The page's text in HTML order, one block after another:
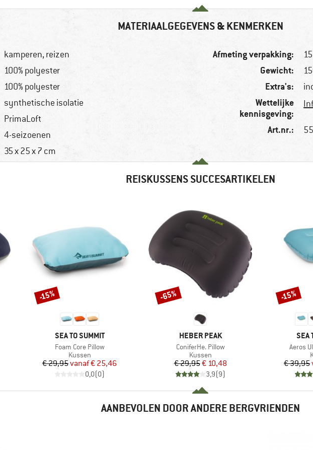
MATERIAALGEGEVENS & KENMERKEN
kamperen, reizen
100% polyester
100% polyester
synthetische isolatie
PrimaLoft
4-seizoenen
35 x 25 x 7 cm
Afmeting verpakking:
Gewicht:
Extra's:
Wettelijke
kennisgeving:
Art.nr.:
REISKUSSENS SUCCESARTIKELEN
MERK
SEA TO SUMMIT
Artikel
Foam Core Pillow
Productgroep
Kussen
Prijs
€ 29,95 Verlaagde prijs
vanaf€ 25,46
0,0(0)
Korting
-15%
MERK
HEBER PEAK
Artikel
ConiferHe. Pillow
Productgroep
Kussen
Prijs
€ 29,95Verlaagde prijs
€ 10,48
3,9(9)
Korting
-65%
SEA
Artikel
Aeros
€ 39,95
Korting
-15%
AANBEVOLEN DOOR ANDERE BERGVRIENDEN